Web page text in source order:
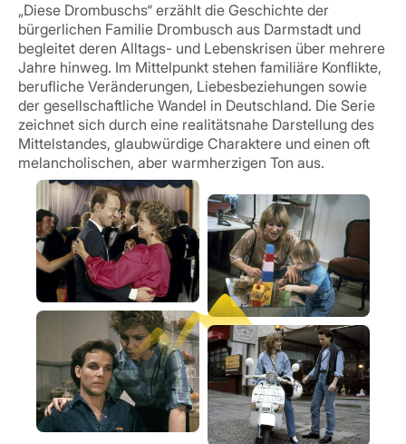
Sie sehen gerade einen Platzhalterinhalt
vonVimeo. Um auf den eigentlichen Inhalt
zuzugreifen, klicken Sie auf die
Schaltfläche unten. Bitte beachten Sie,
dass dabei Daten an Drittanbieter
weitergegeben werden.
Mehr Informationen
Inhalt entsperren
„Diese Drombuschs“ erzählt die Geschichte der
bürgerlichen Familie Drombusch aus Darmstadt und
begleitet deren Alltags- und Lebenskrisen über mehrere
Jahre hinweg. Im Mittelpunkt stehen familiäre Konflikte,
berufliche Veränderungen, Liebesbeziehungen sowie
der gesellschaftliche Wandel in Deutschland. Die Serie
zeichnet sich durch eine realitätsnahe Darstellung des
Mittelstandes, glaubwürdige Charaktere und einen oft
melancholischen, aber warmherzigen Ton aus.